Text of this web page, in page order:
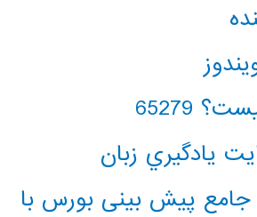
65279
يادگيري زبان
پیش بینی بورس با